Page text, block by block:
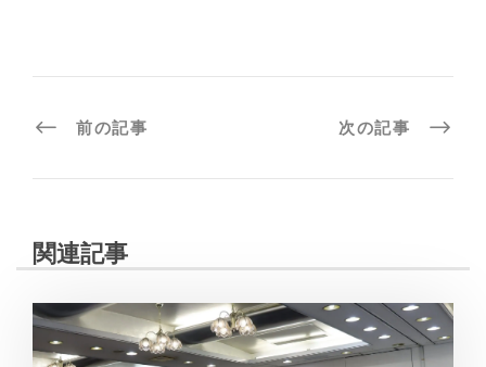
前の記事 次の記事
関連記事